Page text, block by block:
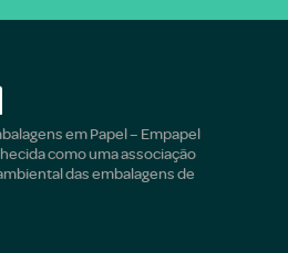
em Papel – Empapel
como uma associação
das embalagens de